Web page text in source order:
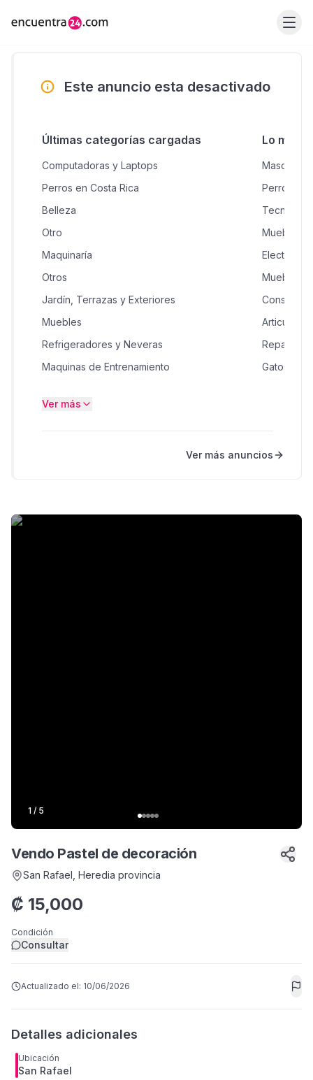
Este anuncio esta desactivado
Últimas categorías cargadas
Computadoras y Laptops
Perros en Costa Rica
Belleza
Otro
Maquinaría
Otros
Jardín, Terrazas y Exteriores
Muebles
Refrigeradores y Neveras
Maquinas de Entrenamiento
Ropa
Lo más
Mascotas
Perros en
Muebles
Muebles
Articulos
Gatos en
Ver más
Ver más anuncios
1 / 5
Vendo Pastel de decoración
San Rafael , Heredia provincia
₡ 15,000
Condición
Consultar
Actualizado el: 10/06/2026
Detalles adicionales
Ubicación
San Rafael